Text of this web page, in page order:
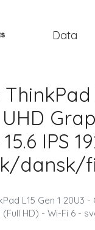
Data
IPS
dansk/
L15 Gen 1 20U3
(Full HD) - Wi-Fi 6